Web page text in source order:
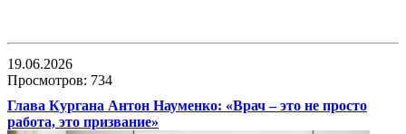
19.06.2026
Просмотров: 734
Глава Кургана Антон Науменко: «Врач – это не просто
работа, это призвание»